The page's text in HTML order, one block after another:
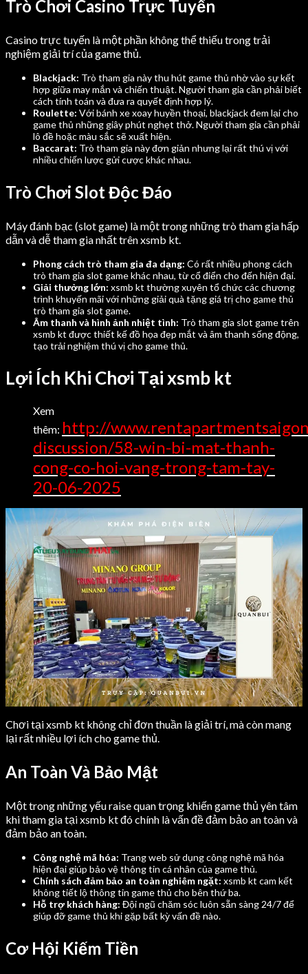
Trò Chơi Casino Trực Tuyến
Casino trực tuyến là một phần không thể thiếu trong trải
nghiệm giải trí của game thủ.
Blackjack: Trò tham gia này thu hút game thủ nhờ vào sự kết
hợp giữa may mắn và chiến thuật. Người tham gia cần phải biết
cách tính toán và đưa ra quyết định hợp lý.
Roulette: Với bánh xe xoay huyền thoại, blackjack đem lại cho
game thủ những giây phút nghẹt thở. Người tham gia cần phải
lô đề hoặc màu sắc sẽ xuất hiện.
Baccarat: Trò tham gia này đơn giản nhưng lại rất thú vị với
nhiều chiến lược gửi cược khác nhau.
Trò Chơi Slot Độc Đáo
Máy đánh bạc (slot game) là một trong những trò tham gia hấp
dẫn và dễ tham gia nhất trên xsmb kt.
Phong cách trò tham gia đa dạng: Có rất nhiều phong cách
trò tham gia slot game khác nhau, từ cổ điển cho đến hiện đại.
Giải thưởng lớn: xsmb kt thường xuyên tổ chức các chương
trình khuyến mãi với những giải quà tặng giá trị cho game thủ
trò tham gia slot game.
Âm thanh và hình ảnh nhiệt tình: Trò tham gia slot game trên
xsmb kt được thiết kế đồ họa đẹp mắt và âm thanh sống động,
tạo trải nghiệm thú vị cho game thủ.
Lợi Ích Khi Chơi Tại xsmb kt
Xem
thêm: http://
discussion/58-win-bi-mat-thanh-
cong-co-hoi-vang-trong-tam-tay-
20-06-2025
Chơi tại xsmb kt không chỉ đơn thuần là giải trí, mà còn mang
lại rất nhiều lợi ích cho game thủ.
An Toàn Và Bảo Mật
Một trong những yếu raise quan trọng khiến game thủ yên tâm
khi tham gia tại xsmb kt đó chính là vấn đề đảm bảo an toàn và
đảm bảo an toàn.
Công nghệ mã hóa: Trang web sử dụng công nghệ mã hóa
hiện đại giúp bảo vệ thông tin cá nhân của game thủ.
Chính sách đảm bảo an toàn nghiêm ngặt: xsmb kt cam kết
không tiết lộ thông tin game thủ cho bên thứ ba.
Hỗ trợ khách hàng: Đội ngũ chăm sóc luôn sẵn sàng 24/7 để
giúp đỡ game thủ khi gặp bất kỳ vấn đề nào.
Cơ Hội Kiếm Tiền